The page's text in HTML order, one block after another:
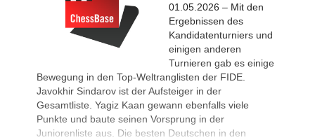
Praggnanandhaa R - Van Foreest
Dominguez Perez - Caruana (C41)
New Opening Trend
Sanal - Deac (B30)
New Opening Trend
Mendonca - Karthikeyan (C55)
Tactics in a live game
Akca - Dolek
01.05.2026 – Mit den
Ergebnissen des
Kandidatenturniers und
einigen anderen
Turnieren gab es einige
Bewegung in den Top-Weltranglisten der FIDE.
Javokhir Sindarov ist der Aufsteiger in der
Gesamtliste. Yagiz Kaan gewann ebenfalls viele
Punkte und baute seinen Vorsprung in der
Juniorenliste aus. Die besten Deutschen in den